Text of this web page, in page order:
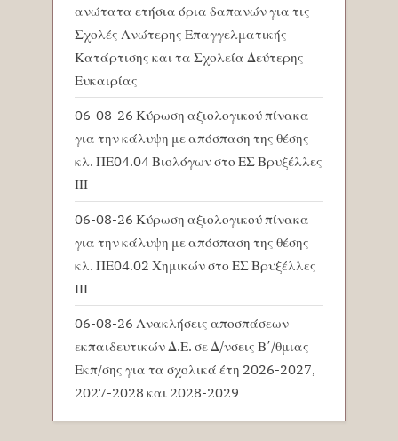
ανώτατα ετήσια όρια δαπανών για τις
Σχολές Ανώτερης Επαγγελματικής
Κατάρτισης και τα Σχολεία Δεύτερης
Ευκαιρίας
06-08-26 Κύρωση αξιολογικού πίνακα
για την κάλυψη με απόσπαση της θέσης
κλ. ΠΕ04.04 Βιολόγων στο ΕΣ Βρυξέλλες
ΙΙΙ
06-08-26 Κύρωση αξιολογικού πίνακα
για την κάλυψη με απόσπαση της θέσης
κλ. ΠΕ04.02 Χημικών στο ΕΣ Βρυξέλλες
ΙΙΙ
06-08-26 Ανακλήσεις αποσπάσεων
εκπαιδευτικών Δ.Ε. σε Δ/νσεις Β΄/θμιας
Εκπ/σης για τα σχολικά έτη 2026-2027,
2027-2028 και 2028-2029